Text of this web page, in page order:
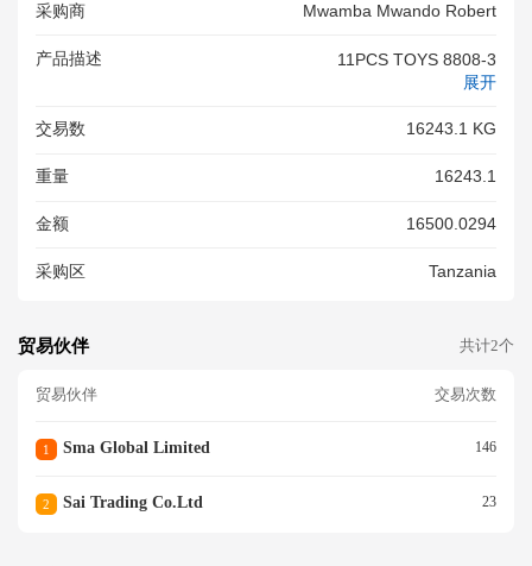
采购商 Mwamba Mwando Robert
产品描述
11PCS TOYS 8808-3
展开
交易数 16243.1 KG
重量 16243.1
金额 16500.0294
采购区 Tanzania
贸易伙伴 共计2个
贸易伙伴 交易次数
1 Sma Global Limited 146
2 Sai Trading Co.ltd 23